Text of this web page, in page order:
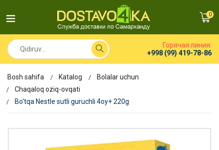
0
Горячая линия:
+998 (99) 419-78-86
Bosh sahifa Katalog
Bolalar uchun
Chaqaloq oziq-ovqati
Bo'tqa Nestle sutli guruchli 4oy+ 220g